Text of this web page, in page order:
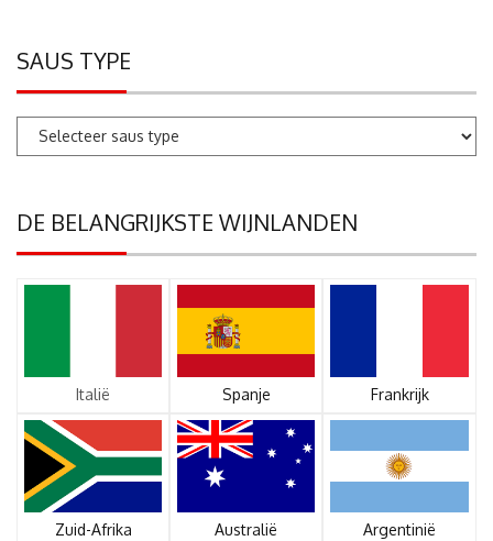
SAUS TYPE
DE BELANGRIJKSTE WIJNLANDEN
Italië Spanje Frankrijk
Zuid-Afrika Australië Argentinië